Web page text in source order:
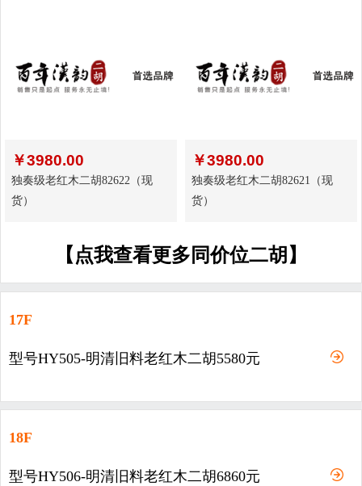
￥3980.00
独奏级老红木二胡82622（现
货）
￥3980.00
独奏级老红木二胡82621（现
货）
【点我查看更多同价位二胡】
17F
型号HY505-明清旧料老红木二胡5580元
18F
型号HY506-明清旧料老红木二胡6860元